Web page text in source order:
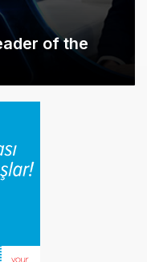
of the